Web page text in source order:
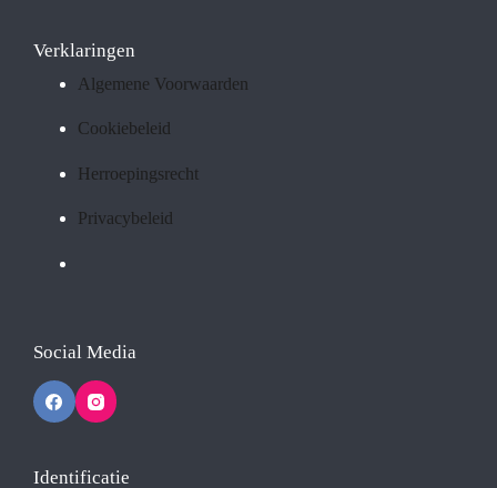
Verklaringen
Algemene Voorwaarden
Cookiebeleid
Herroepingsrecht
Privacybeleid
Social Media
Identificatie